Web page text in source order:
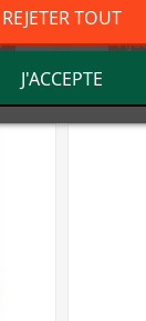
REJETER TOUT
J'ACCEPTE